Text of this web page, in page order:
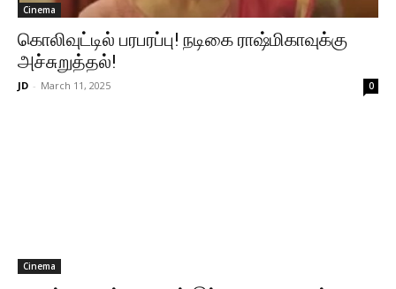
Cinema
கொலிவுட்டில் பரபரப்பு! நடிகை ராஷ்மிகாவுக்கு
அச்சுறுத்தல்!
JD - March 11, 2025 0
Cinema